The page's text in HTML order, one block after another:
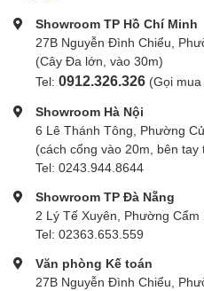
Showroom TP Hồ Chí Minh
27B Nguyễn Đình Chiểu,
(Cây Đa lớn, vào 30m)
Tel: 0912.326.326 (Gọi
Showroom Hà Nội
6 Lê Thánh Tông, Phường
(cách cổng vào 20m, bên tay
Tel: 0243.944.8644
Showroom TP Đà Nẵng
2 Lý Tế Xuyên, Phường Cẩm
Tel: 02363.653.559
Văn phòng Kế toán
27B Nguyễn Đình Chiểu,